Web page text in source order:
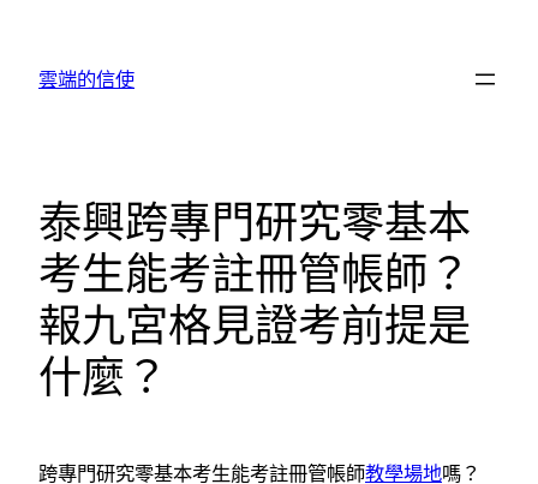
雲端的信使
泰興跨專門研究零基本
考生能考註冊管帳師？
報九宮格見證考前提是
什麼？
跨專門研究零基本考生能考註冊管帳師教學場地嗎？